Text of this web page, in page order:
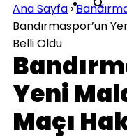
Ana Sayfa ›
Bandırmaspor’un
Belli Oldu
Yeni
Maçı